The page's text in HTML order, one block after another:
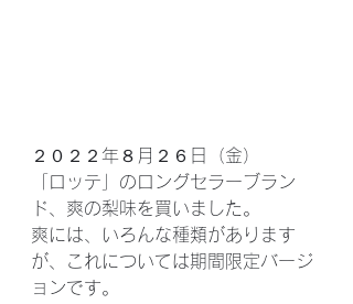
２０２２年８月２６日（金）
「ロッテ」のロングセラーブラン
ド、爽の梨味を買いました。
爽には、いろんな種類があります
が、これについては期間限定バージ
ョンです。